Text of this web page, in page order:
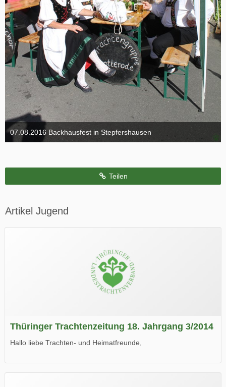
07.08.2016 Backhausfest in Stepfershausen
11. November 2016
Teilen
Artikel Jugend
Thüringer Trachtenzeitung 18. Jahrgang 3/2014
Hallo liebe Trachten- und Heimatfreunde,
Wir wünschen Euch viel Spaß beim Lesen.